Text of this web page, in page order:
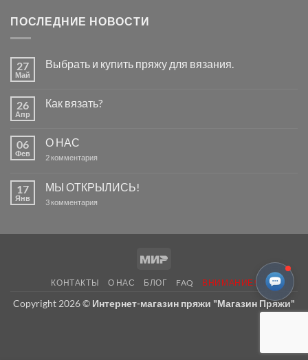
ПОСЛЕДНИЕ НОВОСТИ
27
Май
Выбрать и купить пряжу для вязания.
Выбрать
для
вязания.
26
Апр
Как вязать?
Как
06
Фев
О НАС
2 комментария
НАС
17
Янв
МЫ ОТКРЫЛИСЬ!
3 комментария
Mir
КОНТАКТЫ О НАС БЛОГ FAQ ВНИМАНИЕ!
Copyright 2026 © Интернет-магазин пряжи "Магазин Пряжи"